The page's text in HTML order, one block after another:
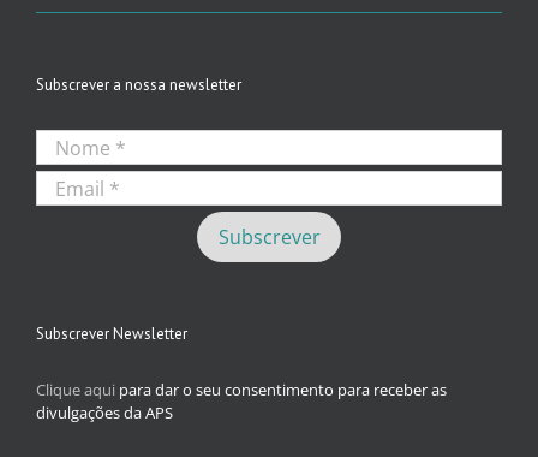
Subscrever a nossa newsletter
Subscrever Newsletter
Clique aqui para dar o seu consentimento para receber as
divulgações da APS